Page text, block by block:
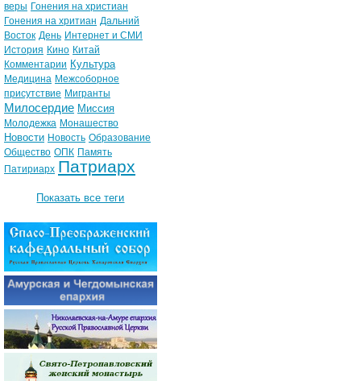
веры Гонения на христиан
Гонения на хритиан Дальний
Восток День Интернет и СМИ
История Кино Китай
Комментарии Культура
Медицина Межсоборное
присутствие Мигранты
Милосердие Миссия
Молодежка Монашество
Новости Новость Образование
Общество ОПК Память
Патириарх Патриарх
Показать все теги